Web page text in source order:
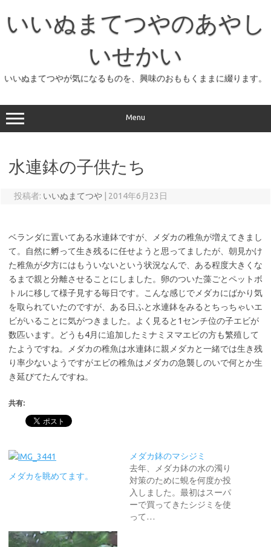
プ
いいぬまてつやのあやし
いせかい
いいぬまてつやが気になるものを、興味のおももくままに綴ります。
Menu
水連鉢の子供たち
投稿者: いいぬまてつや 2014年6月23日
ベランダに置いてある水連鉢ですが、メダカの稚魚が増えてきまし
て。自然に孵って生き残るに任せようと思ってましたが、朝見かけ
た稚魚が夕方にはもういないという状況なんで、ある程度大きくな
るまで親と分離させることにしました。卵のついた藻ごとペットボ
トルに移して様子見する毎日です。こんな感じでメダカにばかり気
を取られていたのですが、ある日ふと水連鉢をみるとちっちゃいエ
ビがいることに気がつきました。よく見ると1センチ位の子エビが
数匹います。どうも4月に追加したミナミヌマエビの方も繁殖して
たようですね。メダカの稚魚は水連鉢に親メダカと一緒では生き残
り率少ないようですがエビの稚魚はメダカの急襲しのいで何とか生
き延びてたんですね。
共有:
メダカを眺めてます。
メダカ鉢のマシジミ
去年、メダカ鉢の水の濁り
対策のために蜆を何度か投
入しました。最初はスーパ
ーで買ってきたシジミを使
って…